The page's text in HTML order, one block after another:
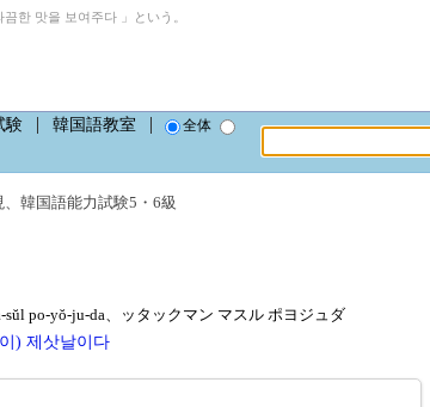
한 맛을 보여주다 」という。
験 韓国語教室
全体
、 韓国語能力試験5・6級
po-yŏ-ju-da、ッタックマン マスル ポヨジュダ
) 제삿날이다